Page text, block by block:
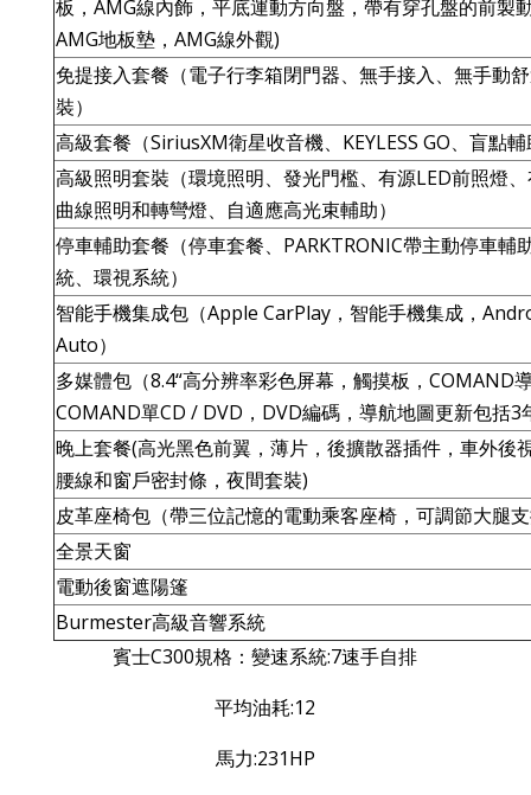
板，AMG線內飾，平底運動方向盤，帶有穿孔盤的前製
AMG地板墊，AMG線外觀)
免提接入套餐（電子行李箱閉門器、無手接入、無手動
裝）
高級套餐（SiriusXM衛星收音機、KEYLESS GO、盲點
高級照明套裝（環境照明、發光門檻、有源LED前照燈
曲線照明和轉彎燈、自適應高光束輔助）
停車輔助套餐（停車套餐、PARKTRONIC帶主動停車輔
統、環視系統）
智能手機集成包（Apple CarPlay，智能手機集成，
Auto）
多媒體包（8.4“高分辨率彩色屏幕，觸摸板，COMAND
COMAND單CD / DVD，DVD編碼，導航地圖更新包括3
晚上套餐(高光黑色前翼，薄片，後擴散器插件，車外後
腰線和窗戶密封條，夜間套裝)
皮革座椅包（帶三位記憶的電動乘客座椅，可調節大腿
全景天窗
電動後窗遮陽篷
Burmester高級音響系統
賓士C300規格：變速系統:7速手自排
平均油耗:12
馬力:231HP